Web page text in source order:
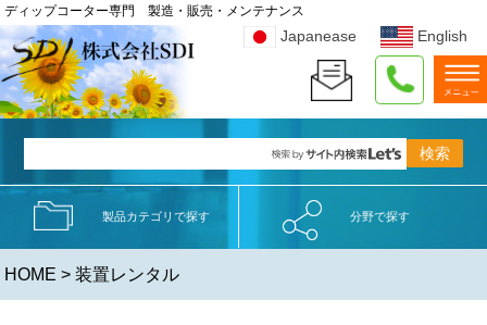
ディップコーター専門 製造・販売・メンテナンス
Japanease English
製品カテゴリで探す 分野で探す
HOME > 装置レンタル